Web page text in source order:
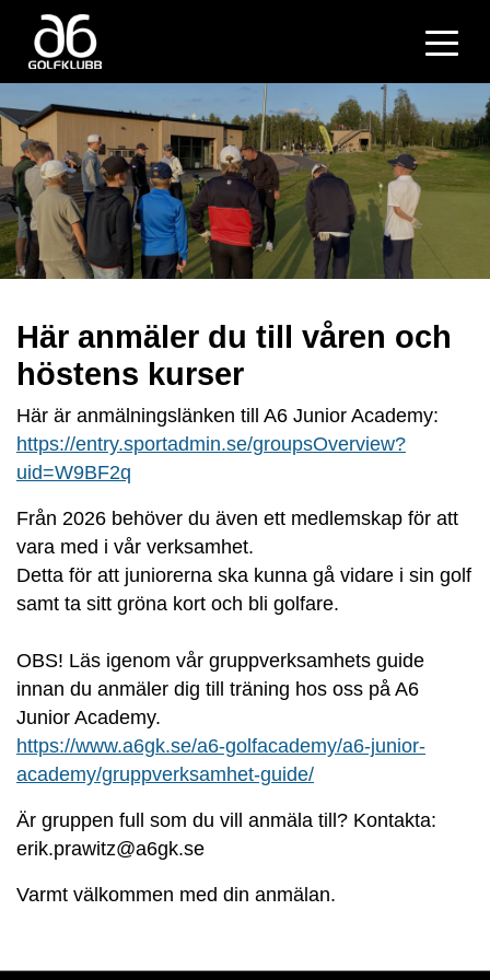
Här anmäler du till våren och
höstens kurser
Här är anmälningslänken till A6 Junior Academy:
https://entry.sportadmin.se/groupsOverview?
uid=W9BF2q
Från 2026 behöver du även ett medlemskap för att
vara med i vår verksamhet.
Detta för att juniorerna ska kunna gå vidare i sin golf
samt ta sitt gröna kort och bli golfare.
OBS! Läs igenom vår gruppverksamhets guide
innan du anmäler dig till träning hos oss på A6
Junior Academy.
https://www.a6gk.se/a6-golfacademy/a6-junior-
academy/gruppverksamhet-guide/
Är gruppen full som du vill anmäla till? Kontakta:
erik.prawitz@a6gk.se
Varmt välkommen med din anmälan.